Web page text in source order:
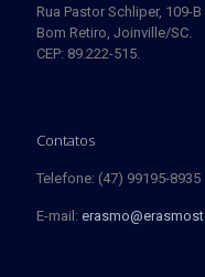
Rua Pastor Schliper, 109-B
Bom Retiro, Joinville/SC.
CEP: 89.222-515.
Contatos
Telefone: (47) 99195-8935
E-mail: